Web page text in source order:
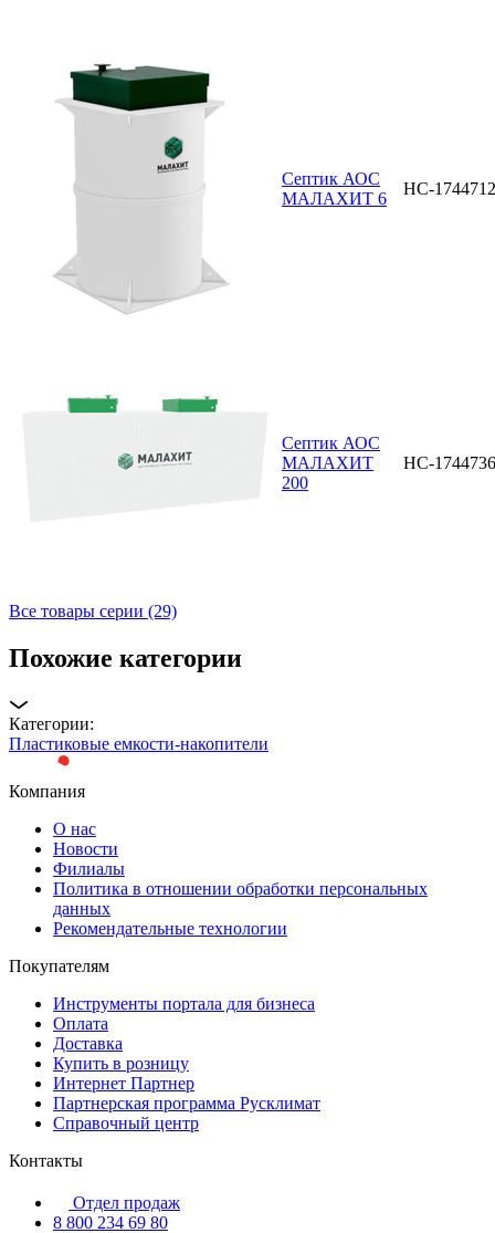
Септик АОС
МАЛАХИТ 6
НС-1744712
Септик АОС
МАЛАХИТ
200
НС-1744736
Все товары серии (29)
Похожие категории
Категории:
Пластиковые емкости-накопители
Компания
О нас
Новости
Филиалы
Политика в отношении обработки персональных
данных
Рекомендательные технологии
Покупателям
Инструменты портала для бизнеса
Оплата
Доставка
Купить в розницу
Интернет Партнер
Партнерская программа Русклимат
Справочный центр
Контакты
Отдел продаж
8 800 234 69 80